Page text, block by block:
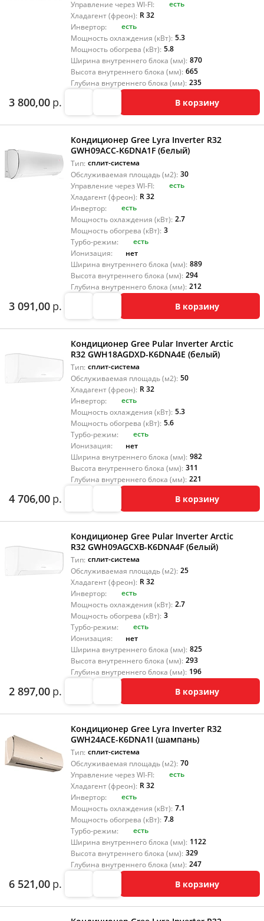
Управление через WI-FI:
есть
Хладагент (фреон): R 32
Инвертор:
есть
Мощность охлаждения (кВт): 5.3
Мощность обогрева (кВт): 5.8
Ширина внутреннего блока (мм): 870
Высота внутреннего блока (мм): 665
Глубина внутреннего блока (мм): 235
3 800,00 р. В корзину
Кондиционер Gree Lyra Inverter R32
GWH09ACC-K6DNA1F (белый)
Тип: сплит-система
Обслуживаемая площадь (м2): 30
Управление через WI-FI:
есть
Хладагент (фреон): R 32
Инвертор:
есть
Мощность охлаждения (кВт): 2.7
Мощность обогрева (кВт): 3
Турбо-режим:
есть
Ионизация:
нет
Ширина внутреннего блока (мм): 889
Высота внутреннего блока (мм): 294
Глубина внутреннего блока (мм): 212
3 091,00 р. В корзину
Кондиционер Gree Pular Inverter Arctic
R32 GWH18AGDXD-K6DNA4E (белый)
Тип: сплит-система
Обслуживаемая площадь (м2): 50
Хладагент (фреон): R 32
Инвертор:
есть
Мощность охлаждения (кВт): 5.3
Мощность обогрева (кВт): 5.6
Турбо-режим:
есть
Ионизация:
нет
Ширина внутреннего блока (мм): 982
Высота внутреннего блока (мм): 311
Глубина внутреннего блока (мм): 221
4 706,00 р. В корзину
Кондиционер Gree Pular Inverter Arctic
R32 GWH09AGCXB-K6DNA4F (белый)
Тип: сплит-система
Обслуживаемая площадь (м2): 25
Хладагент (фреон): R 32
Инвертор:
есть
Мощность охлаждения (кВт): 2.7
Мощность обогрева (кВт): 3
Турбо-режим:
есть
Ионизация:
нет
Ширина внутреннего блока (мм): 825
Высота внутреннего блока (мм): 293
Глубина внутреннего блока (мм): 196
2 897,00 р. В корзину
Кондиционер Gree Lyra Inverter R32
GWH24ACE-K6DNA1I (шампань)
Тип: сплит-система
Обслуживаемая площадь (м2): 70
Управление через WI-FI:
есть
Хладагент (фреон): R 32
Инвертор:
есть
Мощность охлаждения (кВт): 7.1
Мощность обогрева (кВт): 7.8
Турбо-режим:
есть
Ширина внутреннего блока (мм): 1122
Высота внутреннего блока (мм): 329
Глубина внутреннего блока (мм): 247
6 521,00 р. В корзину